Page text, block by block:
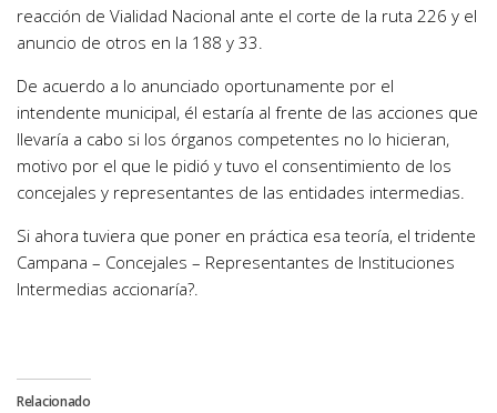
reacción de Vialidad Nacional ante el corte de la ruta 226 y el
anuncio de otros en la 188 y 33.
De acuerdo a lo anunciado oportunamente por el
intendente municipal, él estaría al frente de las acciones que
llevaría a cabo si los órganos competentes no lo hicieran,
motivo por el que le pidió y tuvo el consentimiento de los
concejales y representantes de las entidades intermedias.
Si ahora tuviera que poner en práctica esa teoría, el tridente
Campana – Concejales – Representantes de Instituciones
Intermedias accionaría?.
Relacionado